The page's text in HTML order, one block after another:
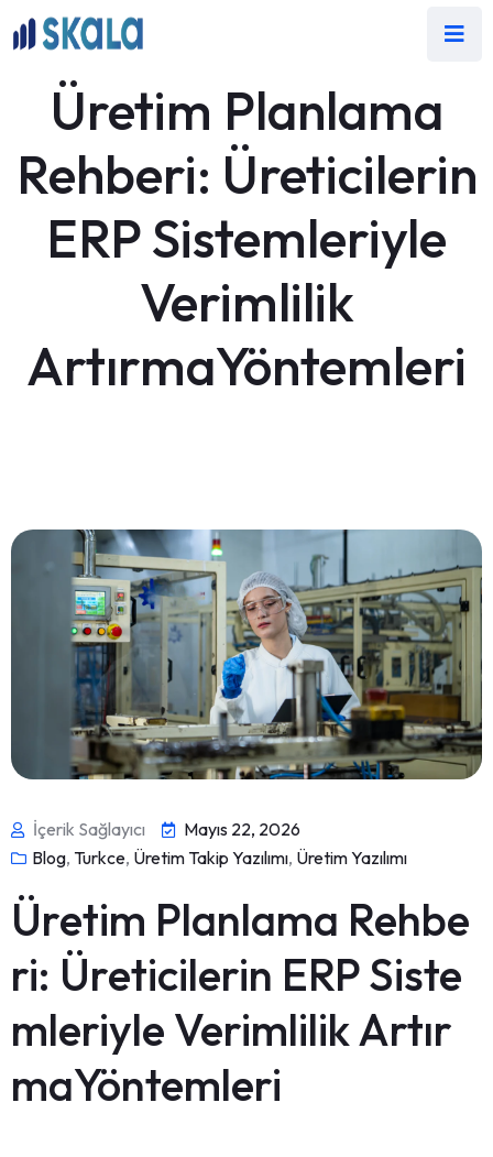
Üretim Planlama
Rehberi: Üreticilerin
ERP Sistemleriyle
Verimlilik
ArtırmaYöntemleri
İçerik Sağlayıcı
Mayıs 22, 2026
Blog, Turkce, Üretim Takip Yazılımı, Üretim Yazılımı
Üretim Planlama Rehbe
ri: Üreticilerin ERP Siste
mleriyle Verimlilik Artır
maYöntemleri